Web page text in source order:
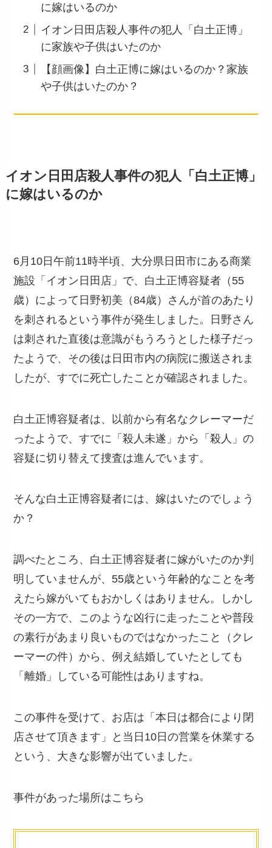
に嫁はいるのか
イオン日田店殺人事件の犯人「白土正博」
に家族や子供はいたのか
【顔画像】白土正博に嫁はいるのか？家族
や子供はいたのか？
イオン日田店殺人事件の犯人「白土正博」
に嫁はいるのか
6月10日午前11時半頃、大分県日田市にある商業
施設「イオン日田店」で、白土正博容疑者（55
歳）によって日野初美（84歳）さんが首のあたり
を刺されるという事件が発生しました。日野さん
は刺された直後は意識がもうろうとした様子だっ
たようで、その後は日田市内の病院に搬送されま
したが、すでに死亡したことが確認されました。
白土正博容疑者は、以前から有名なクレーマーだ
ったようで、すでに「殺人未遂」から「殺人」の
容疑に切り替えて捜査は進んでいます。
そんな白土正博容疑者には、嫁はいたのでしょう
か？
調べたところ、白土正博容疑者に嫁がいたのか判
明していませんが、55歳という年齢的なことを考
えたら嫁がいてもおかしくはありません。しかし
その一方で、このような凶行に走ったことや普段
の素行があまり良いものではなかったこと（クレ
ーマーの件）から、例え結婚していたとしても
「離婚」している可能性はありますね。
この事件を受けて、お店は「本日は都合により閉
店させて頂きます」と当日10日の営業を休業する
という、大きな影響が出ていました。
事件があった場所はこちら